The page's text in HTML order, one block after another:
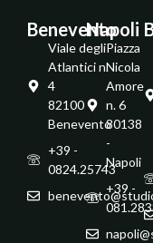
Benevento
Viale degli
Atlantici n.
4
82100 -
Benevento
+39 -
0824.25743
Napoli
Piazza
Nicola
Amore
n. 6
80138
-
Napoli
+39 -